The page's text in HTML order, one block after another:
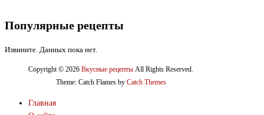
Популярные рецепты
Извините. Данных пока нет.
Copyright © 2026 Вкусные рецепты All Rights Reserved.
Theme: Catch Flames by Catch Themes
Главная